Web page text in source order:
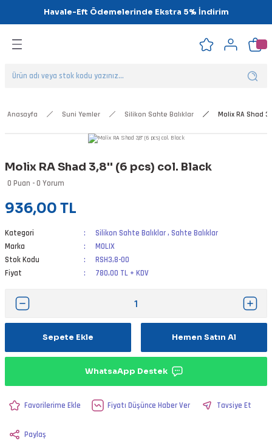
Havale-Eft Ödemelerinde Ekstra 5% İndirim
Geri Dön
Geri Dön
Geri Dön
Geri Dön
Geri Dön
Geri Dön
Anasayfa Suni Yemler Silikon Sahte Balıklar Molix RA Shad
Molix RA Shad 3,8'' (6 pcs) col. Black
0 Puan - 0 Yorum
936,00 TL
Kategori Silikon Sahte Balıklar , Sahte Balıklar
Marka
MOLIX
Stok Kodu
RSH3,8-00
Fiyat
780,00 TL + KDV
Sepete Ekle Hemen Satın Al
WhatsaApp Destek
Fiyatı Düşünce Haber Ver Tavsiye Et
Paylaş